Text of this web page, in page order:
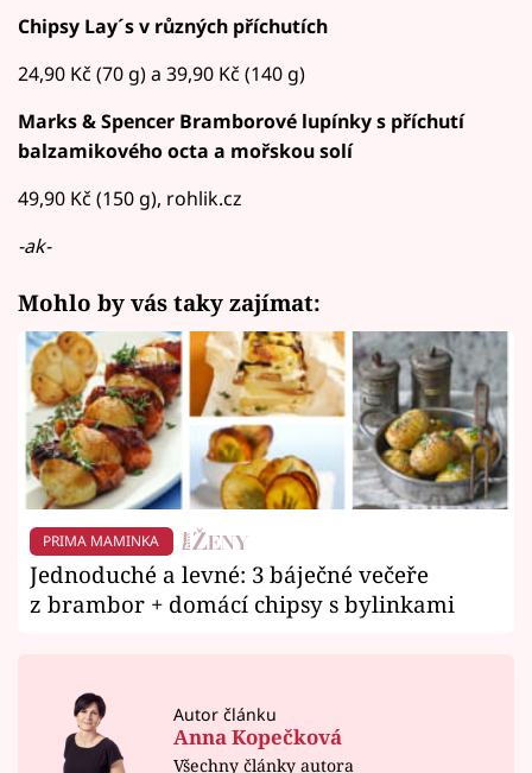
Chipsy Lay´s v různých příchutích
24,90 Kč (70 g) a 39,90 Kč (140 g)
Marks & Spencer Bramborové lupínky s příchutí
balzamikového octa a mořskou solí
49,90 Kč (150 g), rohlik.cz
-ak-
Mohlo by vás taky zajímat:
PRIMA MAMINKA
Jednoduché a levné: 3 báječné večeře
z brambor + domácí chipsy s bylinkami
Autor článku
Anna Kopečková
Všechny články autora